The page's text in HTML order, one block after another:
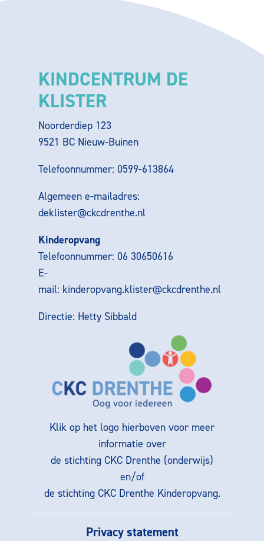
KINDCENTRUM DE
KLISTER
Noorderdiep 123
9521 BC Nieuw-Buinen
Telefoonnummer: 0599-613864
Algemeen e-mailadres:
deklister@ckcdrenthe.nl
Kinderopvang
Telefoonnummer: 06 30650616
E-
mail: kinderopvang.klister@ckcdrenthe.nl
Directie: Hetty Sibbald
Klik op het logo hierboven voor meer
informatie over
de stichting CKC Drenthe (onderwijs)
en/of
de stichting CKC Drenthe Kinderopvang.
Privacy statement